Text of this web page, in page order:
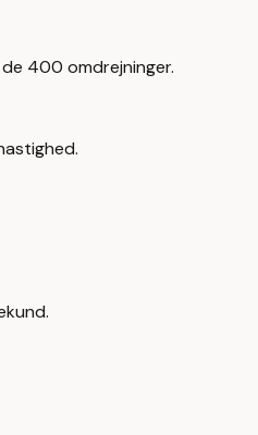
400 omdrejninger.